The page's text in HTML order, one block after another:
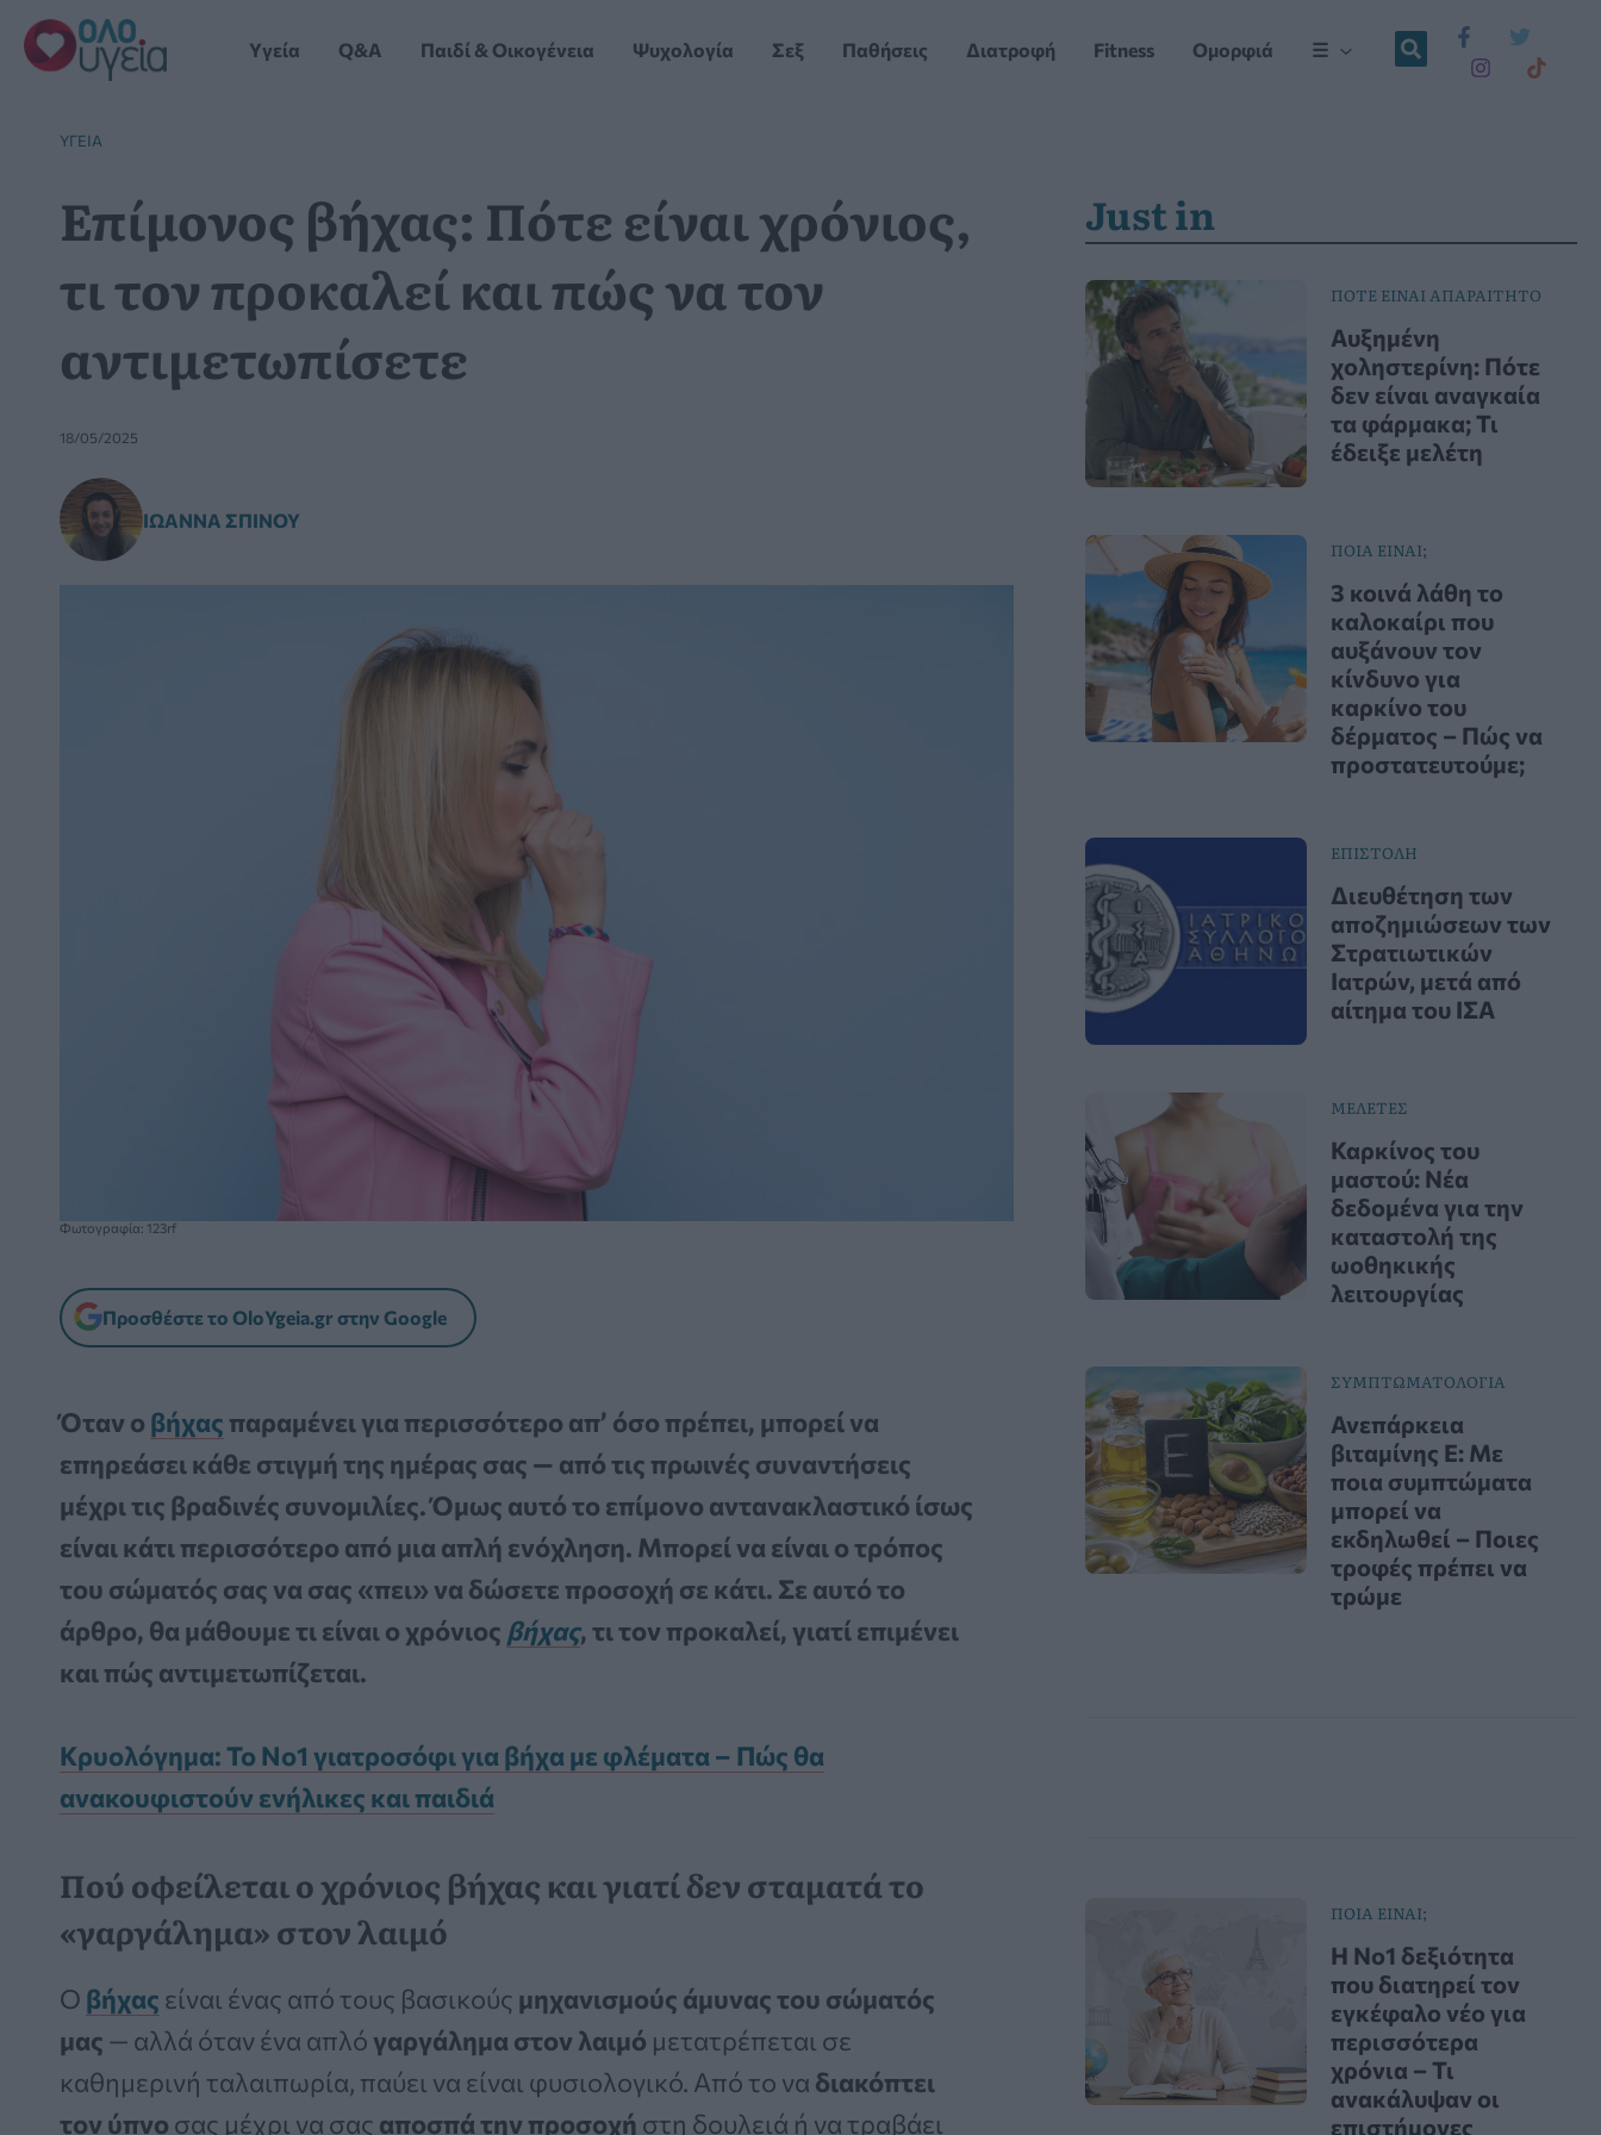
Μετάβαση
στο
περιεχόμενο
Yγεία Q&A Παιδί & Οικογένεια Ψυχολογία Σεξ Παθήσεις Διατροφή Fitness Ομορφιά ☰
YΓΕΊΑ
Επίμονος βήχας: Πότε είναι χρόνιος,
τι τον προκαλεί και πώς να τον
αντιμετωπίσετε
18/05/2025
ΙΩΆΝΝΑ ΣΠΊΝΟΥ
Φωτογραφία: 123rf
Προσθέστε το OloYgeia.gr στην Google
Όταν ο βήχας παραμένει για περισσότερο απ’ όσο πρέπει, μπορεί να
επηρεάσει κάθε στιγμή της ημέρας σας — από τις πρωινές συναντήσεις
μέχρι τις βραδινές συνομιλίες. Όμως αυτό το επίμονο αντανακλαστικό ίσως
είναι κάτι περισσότερο από μια απλή ενόχληση. Μπορεί να είναι ο τρόπος
του σώματός σας να σας «πει» να δώσετε προσοχή σε κάτι. Σε αυτό το
άρθρο, θα μάθουμε τι είναι ο χρόνιος βήχας, τι τον προκαλεί, γιατί επιμένει
και πώς αντιμετωπίζεται.
Κρυολόγημα: Το Νο1 γιατροσόφι για βήχα με φλέματα – Πώς θα
ανακουφιστούν ενήλικες και παιδιά
Πού οφείλεται ο χρόνιος βήχας και γιατί δεν σταματά το
«γαργάλημα» στον λαιμό
Ο βήχας είναι ένας από τους βασικούς μηχανισμούς άμυνας του σώματός
μας — αλλά όταν ένα απλόγαργάλημα στον λαιμό μετατρέπεται σε
καθημερινή ταλαιπωρία, παύει να είναι φυσιολογικό. Από το να διακόπτει
τον ύπνο σας μέχρι να σας αποσπά την προσοχή στη δουλειά ή να τραβάει
Just in
ΠΟΤΕ ΕΙΝΑΙ ΑΠΑΡΑΙΤΗΤΟ
Αυξημένη
χοληστερίνη: Πότε
δεν είναι αναγκαία
τα φάρμακα; Τι
έδειξε μελέτη
ΠΟΙΑ ΕΙΝΑΙ;
3 κοινά λάθη το
καλοκαίρι που
αυξάνουν τον
κίνδυνο για
καρκίνο του
δέρματος – Πώς να
προστατευτούμε;
ΕΠΙΣΤΟΛΗ
Διευθέτηση των
αποζημιώσεων των
Στρατιωτικών
Ιατρών, μετά από
αίτημα του ΙΣΑ
ΜΕΛΕΤΕΣ
Καρκίνος του
μαστού: Νέα
δεδομένα για την
καταστολή της
ωοθηκικής
λειτουργίας
ΣΥΜΠΤΩΜΑΤΟΛΟΓΙΑ
Ανεπάρκεια
βιταμίνης Ε: Με
ποια συμπτώματα
μπορεί να
εκδηλωθεί – Ποιες
τροφές πρέπει να
τρώμε
ΠΟΙΑ ΕΙΝΑΙ;
Η Νο1 δεξιότητα
που διατηρεί τον
εγκέφαλο νέο για
περισσότερα
χρόνια – Τι
ανακάλυψαν οι
επιστήμονες